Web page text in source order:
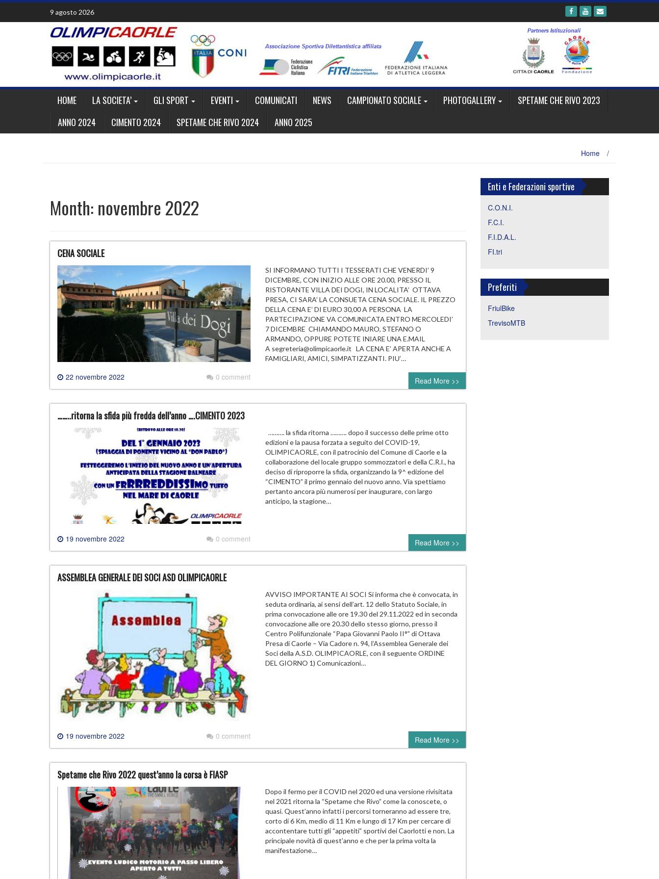
Skip
content
9 agosto 2026
HOME LA SOCIETA’ GLI SPORT EVENTI COMUNICATI NEWS CAMPIONATO SOCIALE PHOTOGALLERY
SPETAME CHE RIVO 2023
ANNO 2024
CIMENTO 2024 SPETAME CHE RIVO 2024 ANNO 2025
Home /
Month: novembre 2022
CENA SOCIALE
22 novembre 2022 0 comment
SI INFORMANO TUTTI I TESSERATI CHE VENERDI’ 9
DICEMBRE, CON INIZIO ALLE ORE 20.00, PRESSO IL
RISTORANTE VILLA DEI DOGI, IN LOCALITA’ OTTAVA
PRESA, CI SARA’ LA CONSUETA CENA SOCIALE. IL PREZZO
DELLA CENA E’ DI EURO 30,00 A PERSONA LA
PARTECIPAZIONE VA COMUNICATA ENTRO MERCOLEDI’
7 DICEMBRE CHIAMANDO MAURO, STEFANO O
ARMANDO, OPPURE POTETE INIARE UNA E.MAIL
A segreteria@olimpicaorle.it LA CENA E’ APERTA ANCHE A
FAMIGLIARI, AMICI, SIMPATIZZANTI. PIU’…
Read More >>
……..ritorna la sfida più fredda dell’anno ….CIMENTO 2023
19 novembre 2022 0 comment
………. la sfida ritorna ………. dopo il successo delle prime otto
edizioni e la pausa forzata a seguito del COVID-19,
OLIMPICAORLE, con il patrocinio del Comune di Caorle e la
collaborazione del locale gruppo sommozzatori e della C.R.I., ha
deciso di riproporre la sfida, organizzando la 9^ edizione del
“CIMENTO” il primo gennaio del nuovo anno. Via spettiamo
pertanto ancora più numerosi per inaugurare, con largo
anticipo, la stagione…
Read More >>
ASSEMBLEA GENERALE DEI SOCI ASD OLIMPICAORLE
19 novembre 2022 0 comment
AVVISO IMPORTANTE AI SOCI Si informa che è convocata, in
seduta ordinaria, ai sensi dell’art. 12 dello Statuto Sociale, in
prima convocazione alle ore 19.30 del 29.11.2022 ed in seconda
convocazione alle ore 20.30 dello stesso giorno, presso il
Centro Polifunzionale “Papa Giovanni Paolo II°” di Ottava
Presa di Caorle – Via Cadore n. 94, l’Assemblea Generale dei
Soci della A.S.D. OLIMPICAORLE, con il seguente ORDINE
DEL GIORNO 1) Comunicazioni…
Read More >>
Spetame che Rivo 2022 quest’anno la corsa è FIASP
Dopo il fermo per il COVID nel 2020 ed una versione rivisitata
nel 2021 ritorna la “Spetame che Rivo” come la conoscete, o
quasi. Quest’anno infatti i percorsi torneranno ad essere tre,
corto di 6 Km, medio di 11 Km e lungo di 17 Km per cercare di
accontentare tutti gli “appetiti” sportivi dei Caorlotti e non. La
principale novità di quest’anno e che per la prima volta la
manifestazione…
Enti e Federazioni sportive
C.O.N.I.
F.C.I.
F.I.D.A.L.
FI.tri
Preferiti
FriulBike
TrevisoMTB